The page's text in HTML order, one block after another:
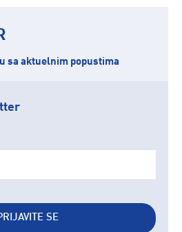
sa aktuelnim popustima
SE